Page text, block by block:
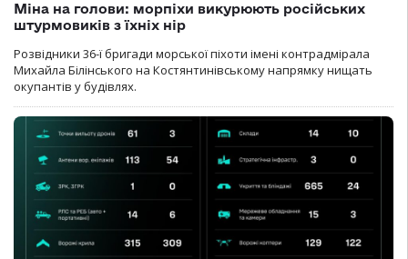
Міна на голови: морпіхи викурюють російських
штурмовиків з їхніх нір
Розвідники 36-ї бригади морської піхоти імені контрадмірала
Михайла Білінського на Костянтинівському напрямку нищать
окупантів у будівлях.